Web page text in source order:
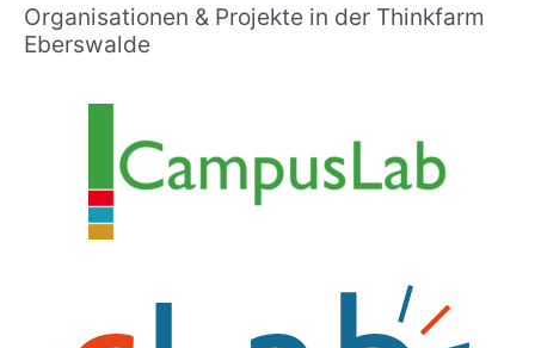
Organisationen & Projekte in der Thinkfarm
Eberswalde